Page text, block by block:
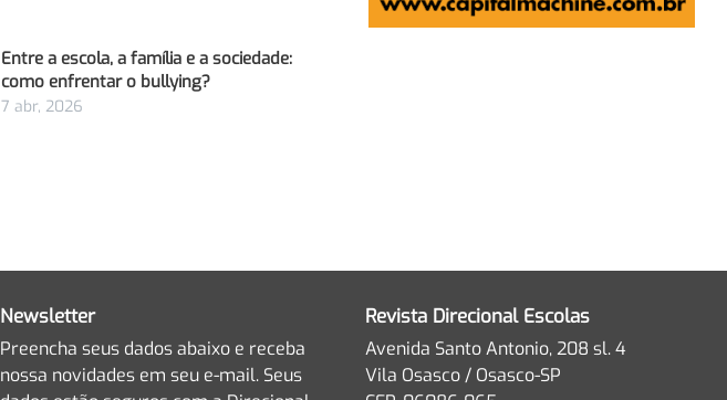
Entre a escola, a família e a sociedade:
como enfrentar o bullying?
7 abr, 2026
Newsletter
Preencha seus dados abaixo e receba
nossa novidades em seu e-mail. Seus
Revista Direcional Escolas
Avenida Santo Antonio, 208 sl. 4
Vila Osasco / Osasco-SP